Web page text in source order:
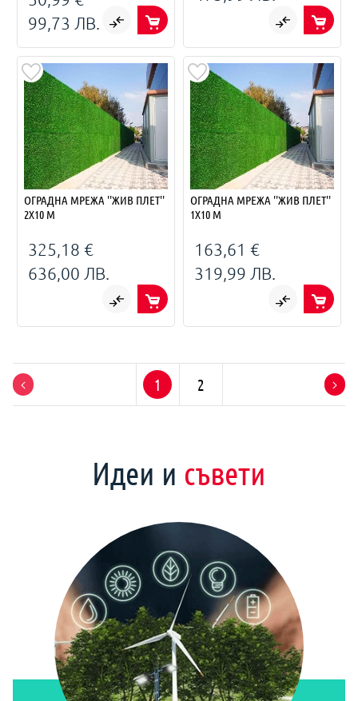
99,73 ЛВ.
ОГРАДНА МРЕЖА ''ЖИВ ПЛЕТ''
2Х10 М
325,18 €
636,00 ЛВ.
ОГРАДНА МРЕЖА ''ЖИВ ПЛЕТ''
1Х10 М
163,61 €
319,99 ЛВ.
1 2
Идеи и съвети